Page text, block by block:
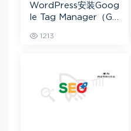
WordPress安装Goog
le Tag Manager（GT
1213